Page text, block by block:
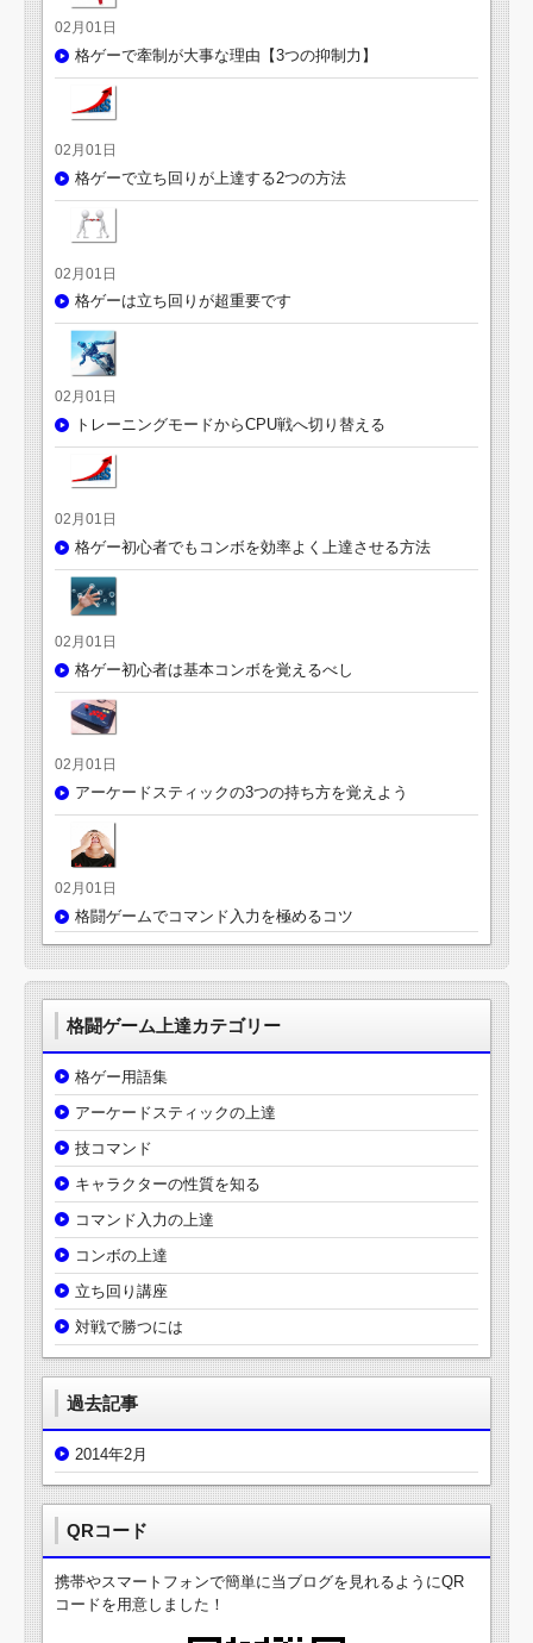
02月01日
格ゲーで牽制が大事な理由【3つの抑制力】
02月01日
格ゲーで立ち回りが上達する2つの方法
02月01日
格ゲーは立ち回りが超重要です
02月01日
トレーニングモードからCPU戦へ切り替える
02月01日
格ゲー初心者でもコンボを効率よく上達させる方法
02月01日
格ゲー初心者は基本コンボを覚えるべし
02月01日
アーケードスティックの3つの持ち方を覚えよう
02月01日
格闘ゲームでコマンド入力を極めるコツ
格闘ゲーム上達カテゴリー
格ゲー用語集
アーケードスティックの上達
技コマンド
キャラクターの性質を知る
コマンド入力の上達
コンボの上達
立ち回り講座
対戦で勝つには
過去記事
2014年2月
QRコード
携帯やスマートフォンで簡単に当ブログを見れるようにQR
コードを用意しました！